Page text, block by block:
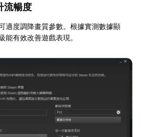
流暢度
適度調降畫質參數。根據實測數據顯
能有效改善遊戲表現。